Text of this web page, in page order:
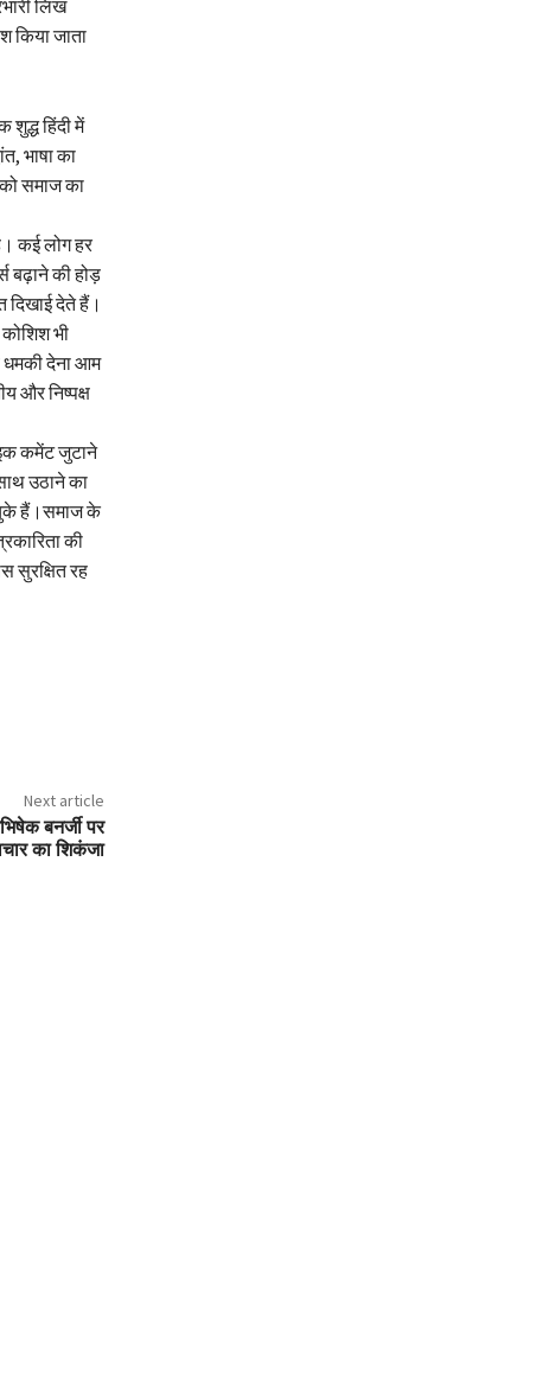
लिख
जाता
हिंदी में
भाषा का
समाज का
कई लोग हर
बढ़ाने की होड़
दिखाई देते हैं।
भी
धमकी देना आम
और निष्पक्ष
कमेंट जुटाने
उठाने का
चुके हैं।समाज के
की
सुरक्षित रह
Next article
बनर्जी पर
का शिकंजा